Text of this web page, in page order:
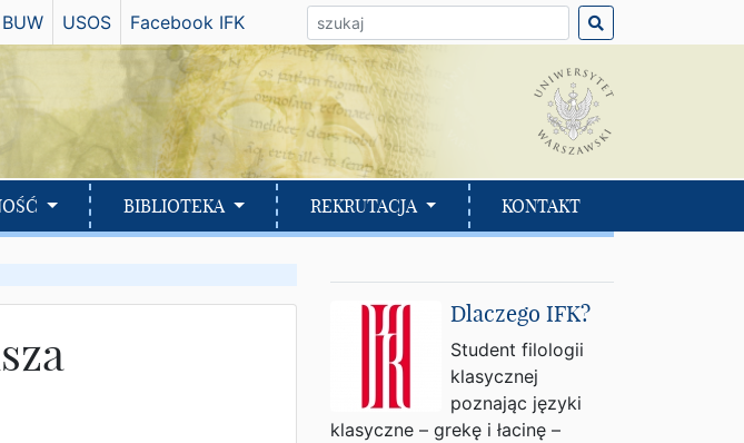
BUW USOS Facebook IFKHasło do wyszukania:
BIBLIOTEKA REKRUTACJA KONTAKT
Dlaczego IFK?
Student filologii
klasycznej
poznając języki
klasyczne – grekę i łacinę –